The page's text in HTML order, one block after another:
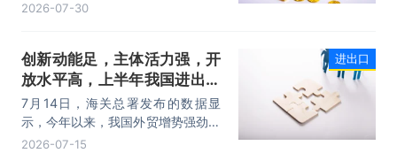
增长8.2%。其中，出口5740.1亿
进口规模均创历史同期新高，外贸运
行呈现“稳中有进，进中提质”的良好
态势。
2026-07-30
创新动能足，主体活力强，开
放水平高，上半年我国进出口
规模首次突破25万亿元
7月14日，海关总署发布的数据显
示，今年以来，我国外贸增势强劲、
走势稳健。据海关统计，今年上半
2026-07-15
进出口